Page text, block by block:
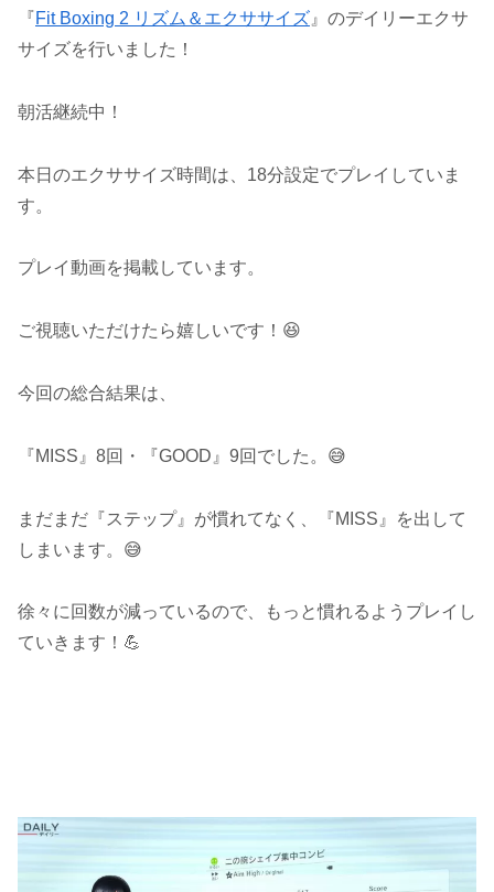
『Fit Boxing 2 リズム＆エクササイズ 』のデイリーエクサ
サイズを行いました！
朝活継続中！
本日のエクササイズ時間は、18分設定でプレイしていま
す。
プレイ動画を掲載しています。
ご視聴いただけたら嬉しいです！😆
今回の総合結果は、
『MISS』8回・『GOOD』9回でした。😅
まだまだ『ステップ』が慣れてなく、『MISS』を出して
しまいます。😅
徐々に回数が減っているので、もっと慣れるようプレイし
ていきます！💪